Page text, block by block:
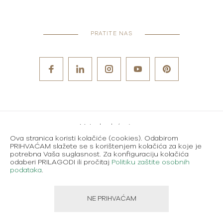
PRATITE NAS
Metode plaćanja
Karijere
Uvjeti korištenja
Ova stranica koristi kolačiće (cookies). Odabirom
PRIHVAĆAM slažete se s korištenjem kolačića za koje je
potrebna Vaša suglasnost. Za konfiguraciju kolačića
odaberi PRILAGODI ili pročitaj Politiku zaštite osobnih
podataka.
NE PRIHVAĆAM